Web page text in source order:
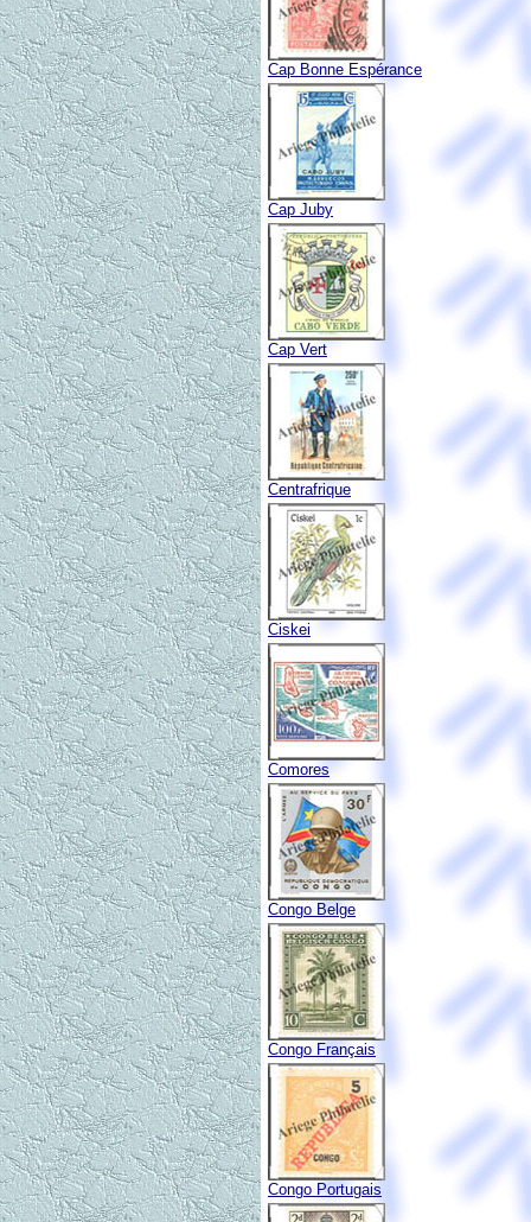
Cap Bonne Espérance
Cap Juby
Cap Vert
Centrafrique
Ciskei
Comores
Congo Belge
Congo Français
Congo Portugais